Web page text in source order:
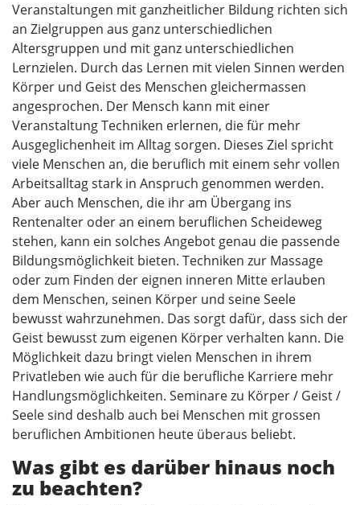
Veranstaltungen mit ganzheitlicher Bildung richten sich
an Zielgruppen aus ganz unterschiedlichen
Altersgruppen und mit ganz unterschiedlichen
Lernzielen. Durch das Lernen mit vielen Sinnen werden
Körper und Geist des Menschen gleichermassen
angesprochen. Der Mensch kann mit einer
Veranstaltung Techniken erlernen, die für mehr
Ausgeglichenheit im Alltag sorgen. Dieses Ziel spricht
viele Menschen an, die beruflich mit einem sehr vollen
Arbeitsalltag stark in Anspruch genommen werden.
Aber auch Menschen, die ihr am Übergang ins
Rentenalter oder an einem beruflichen Scheideweg
stehen, kann ein solches Angebot genau die passende
Bildungsmöglichkeit bieten. Techniken zur Massage
oder zum Finden der eignen inneren Mitte erlauben
dem Menschen, seinen Körper und seine Seele
bewusst wahrzunehmen. Das sorgt dafür, dass sich der
Geist bewusst zum eigenen Körper verhalten kann. Die
Möglichkeit dazu bringt vielen Menschen in ihrem
Privatleben wie auch für die berufliche Karriere mehr
Handlungsmöglichkeiten. Seminare zu Körper / Geist /
Seele sind deshalb auch bei Menschen mit grossen
beruflichen Ambitionen heute überaus beliebt.
Was gibt es darüber hinaus noch
zu beachten?